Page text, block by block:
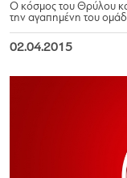
Ο κόσμος του Θρύλου
την αγαπημένη του
02.04.2015